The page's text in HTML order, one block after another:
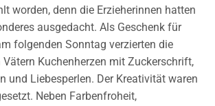
worden, denn die Erzieherinnen hatten
ausgedacht. Als Geschenk für
folgenden Sonntag verzierten die
Vätern Kuchenherzen mit Zuckerschrift,
und Liebesperlen. Der Kreativität waren
Neben Farbenfroheit,